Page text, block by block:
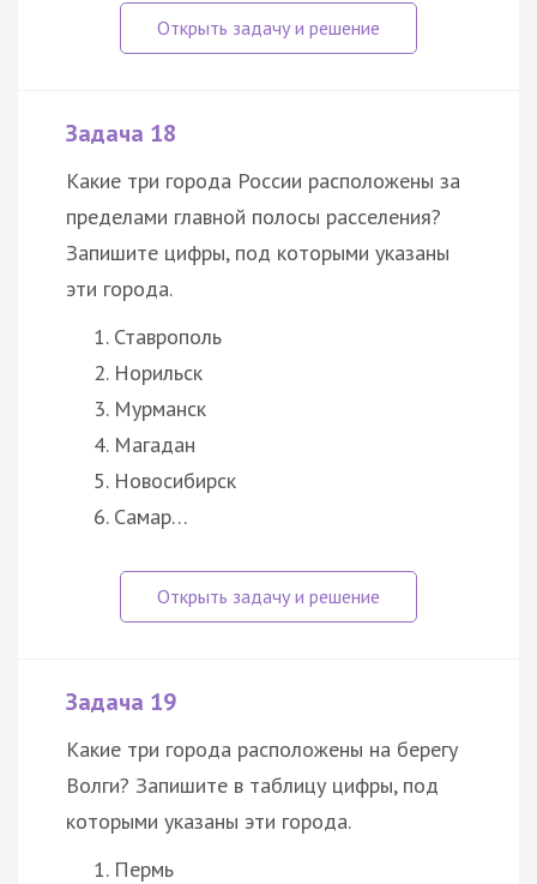
Задача 18
Какие три города России расположены за
пределами главной полосы расселения?
Запишите цифры, под которыми указаны
эти города.
Ставрополь
Норильск
Мурманск
Магадан
Новосибирск
Самар…
Задача 19
Какие три города расположены на берегу
Волги? Запишите в таблицу цифры, под
которыми указаны эти города.
Пермь